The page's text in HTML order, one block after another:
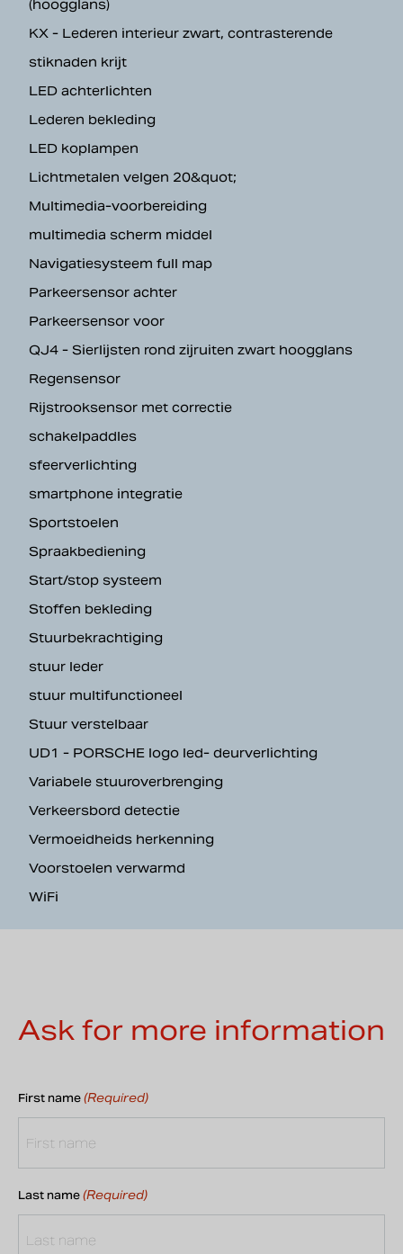
(hoogglans)
KX - Lederen interieur zwart, contrasterende
stiknaden krijt
LED achterlichten
Lederen bekleding
LED koplampen
Lichtmetalen velgen 20&quot;
Multimedia-voorbereiding
multimedia scherm middel
Navigatiesysteem full map
Parkeersensor achter
Parkeersensor voor
QJ4 - Sierlijsten rond zijruiten zwart hoogglans
Regensensor
Rijstrooksensor met correctie
schakelpaddles
sfeerverlichting
smartphone integratie
Sportstoelen
Spraakbediening
Start/stop systeem
Stoffen bekleding
Stuurbekrachtiging
stuur leder
stuur multifunctioneel
Stuur verstelbaar
UD1 - PORSCHE logo led- deurverlichting
Variabele stuuroverbrenging
Verkeersbord detectie
Vermoeidheids herkenning
Voorstoelen verwarmd
WiFi
Ask for more information
First name (Required)
Last name (Required)